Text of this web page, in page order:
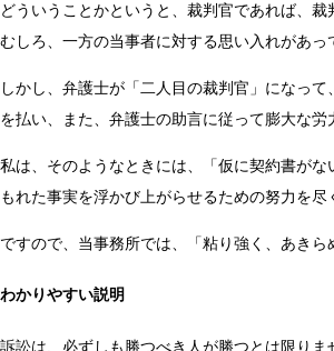
どういうことかというと、裁判官であれば、
むしろ、一方の当事者に対する思い入れがあっ
しかし、弁護士が「二人目の裁判官」になっ
を払い、また、弁護士の助言に従って膨大な
私は、そのようなときには、「仮に契約書が
もれた事実を浮かび上がらせるための努力を
ですので、当事務所では、「粘り強く、あき
わかりやすい説明
訴訟は、必ずしも勝つべき人が勝つとは限りま